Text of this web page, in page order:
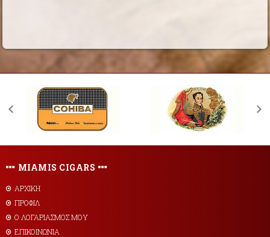
MIAMIS CIGARS
ΑΡΧΙΚΗ
ΠΡΟΦΙΛ
Ο ΛΟΓΑΡΙΑΣΜΟΣ ΜΟΥ
ΕΠΙΚΟΙΝΩΝΙΑ